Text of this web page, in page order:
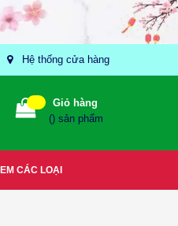
Hệ thống cửa hàng
Giỏ hàng
() sản phẩm
CÁC LOẠI